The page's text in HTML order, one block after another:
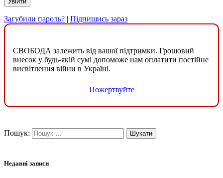
Загубили пароль? | Підпишись зараз
СВОБОДА залежить від вашої підтримки. Грошовий
внесок у будь-якій сумі допоможе нам оплатити постійне
висвітлення війни в Україні.
Пожертвуйте
Пошук:
Недавні записи